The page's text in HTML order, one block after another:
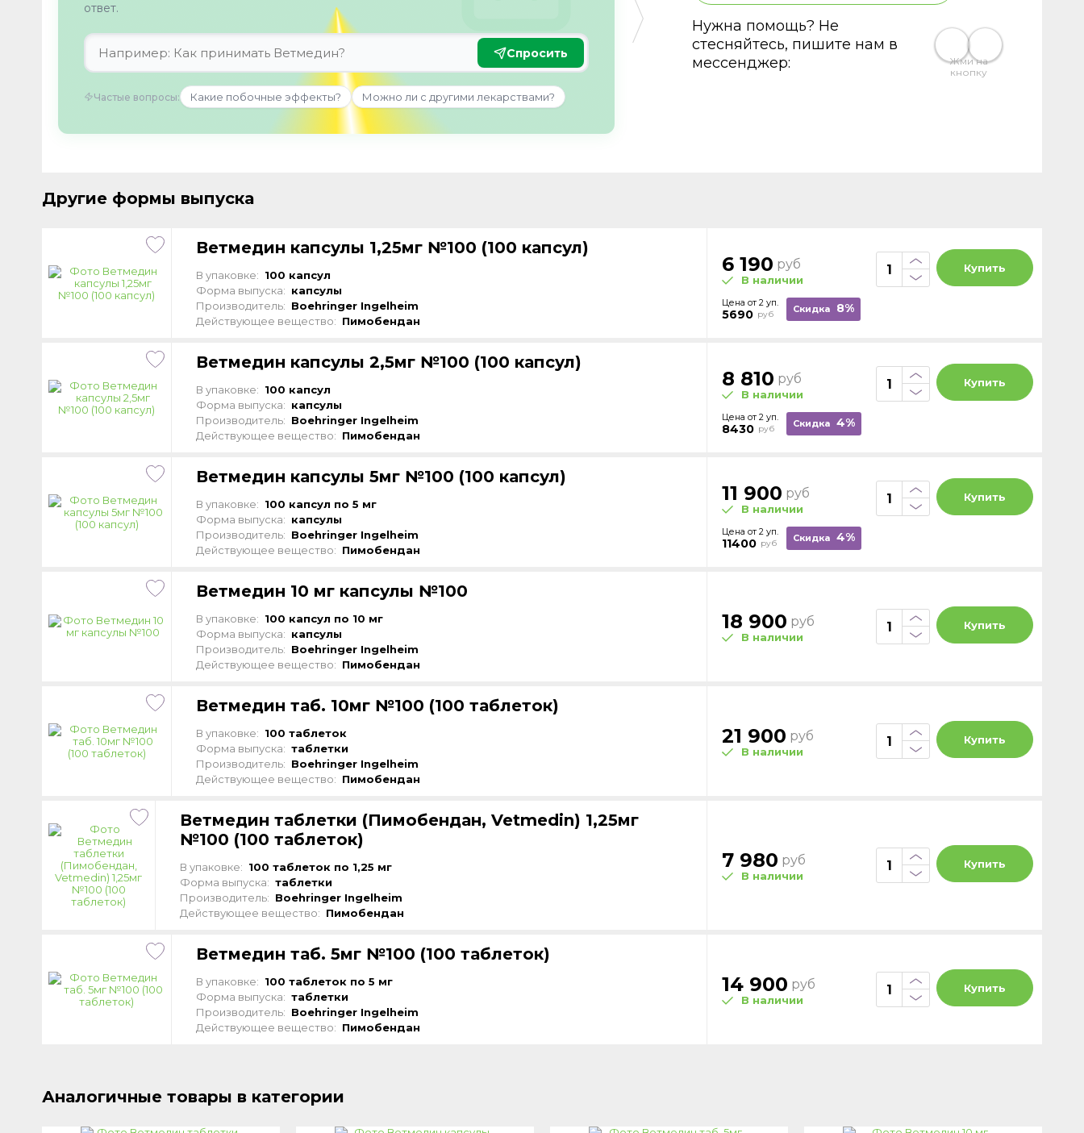
ответ.
Спросить
Частые вопросы: Какие побочные эффекты? Можно ли с другими лекарствами?
Нужна помощь? Не
стесняйтесь, пишите нам в
мессенджер:
Жми на
кнопку
Другие формы выпуска
Ветмедин капсулы 1,25мг №100 (100 капсул)
В упаковке: 100 капсул
Форма выпуска: капсулы
Производитель: Boehringer Ingelheim
Действующее вещество: Пимобендан
6 190 руб
В наличии
Цена от 2 уп.
5690 руб Скидка 8%
Купить
Ветмедин капсулы 2,5мг №100 (100 капсул)
В упаковке: 100 капсул
Форма выпуска: капсулы
Производитель: Boehringer Ingelheim
Действующее вещество: Пимобендан
8 810 руб
В наличии
Цена от 2 уп.
8430 руб Скидка 4%
Купить
Ветмедин капсулы 5мг №100 (100 капсул)
В упаковке: 100 капсул по 5 мг
Форма выпуска: капсулы
Производитель: Boehringer Ingelheim
Действующее вещество: Пимобендан
11 900 руб
В наличии
Цена от 2 уп.
11400 руб Скидка 4%
Купить
Ветмедин 10 мг капсулы №100
В упаковке: 100 капсул по 10 мг
Форма выпуска: капсулы
Производитель: Boehringer Ingelheim
Действующее вещество: Пимобендан
18 900 руб
В наличии
Купить
Ветмедин таб. 10мг №100 (100 таблеток)
В упаковке: 100 таблеток
Форма выпуска: таблетки
Производитель: Boehringer Ingelheim
Действующее вещество: Пимобендан
21 900 руб
В наличии
Купить
Ветмедин таблетки (Пимобендан, Vetmedin) 1,25мг
№100 (100 таблеток)
В упаковке: 100 таблеток по 1,25 мг
Форма выпуска: таблетки
Производитель: Boehringer Ingelheim
Действующее вещество: Пимобендан
7 980 руб
В наличии
Купить
Ветмедин таб. 5мг №100 (100 таблеток)
В упаковке: 100 таблеток по 5 мг
Форма выпуска: таблетки
Производитель: Boehringer Ingelheim
Действующее вещество: Пимобендан
14 900 руб
В наличии
Купить
Аналогичные товары в категории